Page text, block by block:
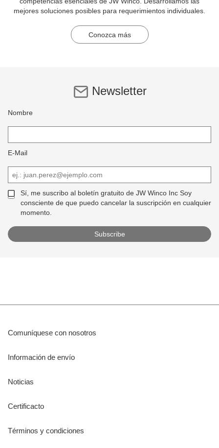
mejores soluciones posibles para requerimientos individuales.
Conozca más
Newsletter
Nombre
E-Mail
Sí, me suscribo al boletín gratuito de JW Winco Inc Soy
consciente de que puedo cancelar la suscripción en cualquier
momento.
Comuníquese con nosotros
Información de envío
Noticias
Certificacto
Términos y condiciones